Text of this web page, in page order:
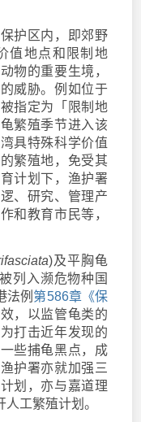
护区内，即郊野
值地点和限制地
物的重要生境，
威胁。例如位于
指定为「限制地
繁殖季节进入该
具特殊科学价值
繁殖地，免受其
计划下，渔护署
、研究、管理产
和教育市民等，
)及平胸龟
列入濒危物种国
法例 第586章《保
，以监管龟类的
打击近年发现的
些捕龟黑点，成
护署亦就加强三
划，亦与嘉道理
工繁殖计划。